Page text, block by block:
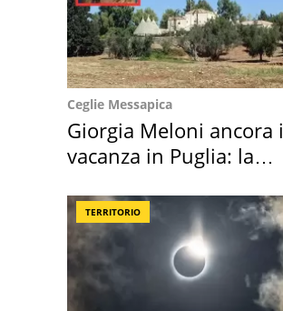
Ceglie Messapica
Giorgia Meloni ancora
vacanza in Puglia: la
TERRITORIO